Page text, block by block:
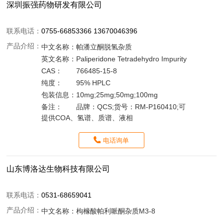
深圳振强药物研发有限公司
联系电话：0755-66853366 13670046396
产品介绍：中文名称：帕潘立酮脱氢杂质
英文名称： Paliperidone Tetradehydro Impurity
CAS：
766485-15-8
纯度：
95% HPLC
包装信息： 10mg;25mg;50mg;100mg
备注：
品牌：QCS;货号：RM-P160410;可
提供COA、氢谱、质谱、液相
电话询单
山东博洛达生物科技有限公司
联系电话：0531-68659041
产品介绍：中文名称：枸橼酸帕利哌酮杂质M3-8